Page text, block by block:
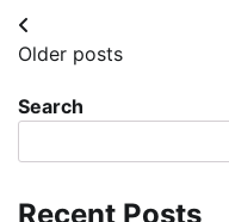
Posts
navigation
Older posts
Search
Recent Posts